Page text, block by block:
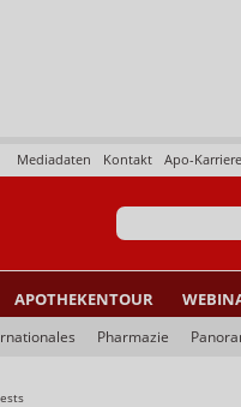
Apo-Karriere
Kontakt
Mediadaten
APOTHEKENTOUR
Pharmazie